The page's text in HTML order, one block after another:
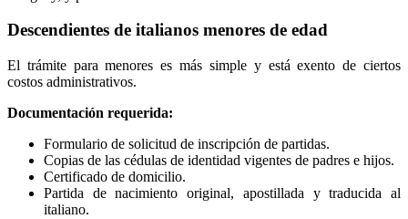
Descendientes de italianos menores de edad
El trámite para menores es más simple y está exento de ciertos
costos administrativos.
Documentación requerida:
Formulario de solicitud de inscripción de partidas.
Copias de las cédulas de identidad vigentes de padres e hijos.
Certificado de domicilio.
Partida de nacimiento original, apostillada y traducida al
italiano.